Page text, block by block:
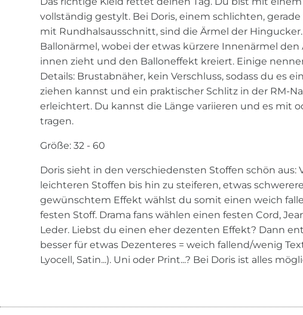
vollständig gestylt. Bei Doris, einem schlichten,
mit Rundhalsausschnitt, sind die Ärmel der
Ballonärmel, wobei der etwas kürzere Innenärmel
innen zieht und den Balloneffekt kreiert. Einige
Details: Brustabnäher, kein Verschluss, sodass du es
ziehen kannst und ein praktischer Schlitz in der RM-
erleichtert. Du kannst die Länge variieren und es mit
tragen.
Größe: 32 - 60
Doris sieht in den verschiedensten Stoffen schön aus:
leichteren Stoffen bis hin zu steiferen, etwas
gewünschtem Effekt wählst du somit einen weich
festen Stoff. Drama fans wählen einen festen Cord,
Leder. Liebst du einen eher dezenten Effekt? Dann
besser für etwas Dezenteres = weich fallend/wenig
Lyocell, Satin...). Uni oder Print...? Bei Doris ist alles